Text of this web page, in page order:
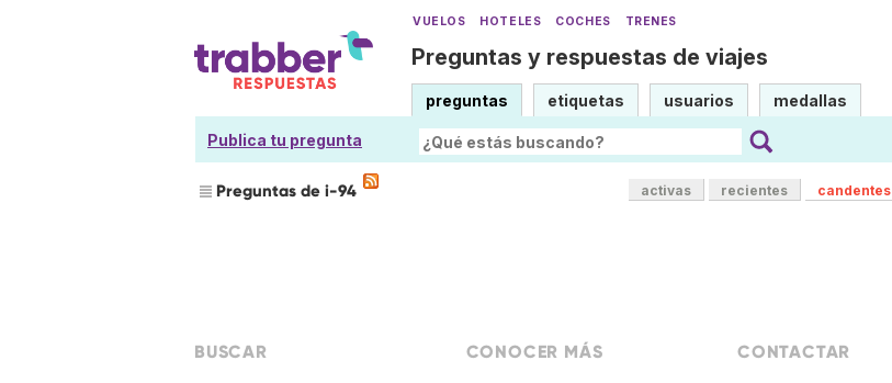
VUELOS HOTELES COCHES TRENES
Preguntas y respuestas de viajes
preguntas etiquetas usuarios medallas
Publica tu pregunta
Preguntas de i-94 activas recientes candentes
BUSCAR CONOCER MÁS CONTACTAR